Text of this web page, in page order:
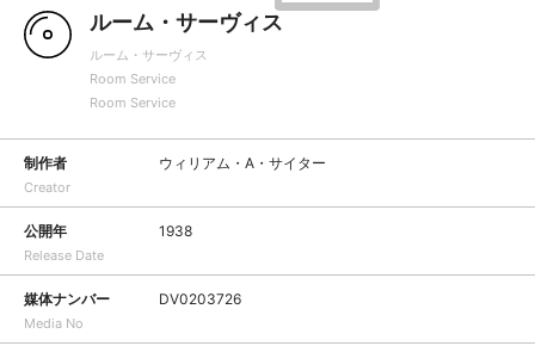
ルーム・サーヴィス
ルーム・サーヴィス
Room Service
Room Service
制作者
Creator
ウィリアム・A・サイター
公開年
Release Date
1938
媒体ナンバー
Media No
DV0203726